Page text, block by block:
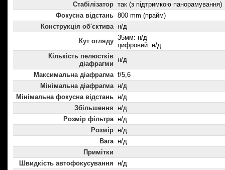
Стабілізатор так (з підтримкою панорамування)
Фокусна відстань 800 mm (прайм)
Конструкція об'єктива н/д
Кут огляду 35мм: н/д
цифровий: н/д
Кількість пелюстків
діафрагми
н/д
Максимальна діафрагма f/5,6
Мінімальна діафрагма н/д
Мінімальна фокусна відстань н/д
Збільшення
н/д
Розмір фільтра н/д
Розмір н/д
Вага н/д
Примітки
Швидкість автофокусування н/д